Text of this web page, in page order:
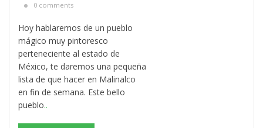
0 comments
Hoy hablaremos de un pueblo
mágico muy pintoresco
perteneciente al estado de
México, te daremos una pequeña
lista de que hacer en Malinalco
en fin de semana. Este bello
pueblo..